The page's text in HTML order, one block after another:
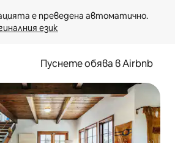
език
Пуснете обява в Airbnb